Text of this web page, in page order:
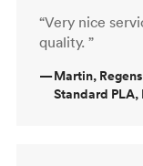
“Very nice
quality. ”
—Martin,
Standard PLA,